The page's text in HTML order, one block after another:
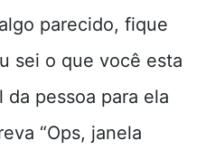
parecido, fique
sei o que você esta
da pessoa para ela
“Ops, janela